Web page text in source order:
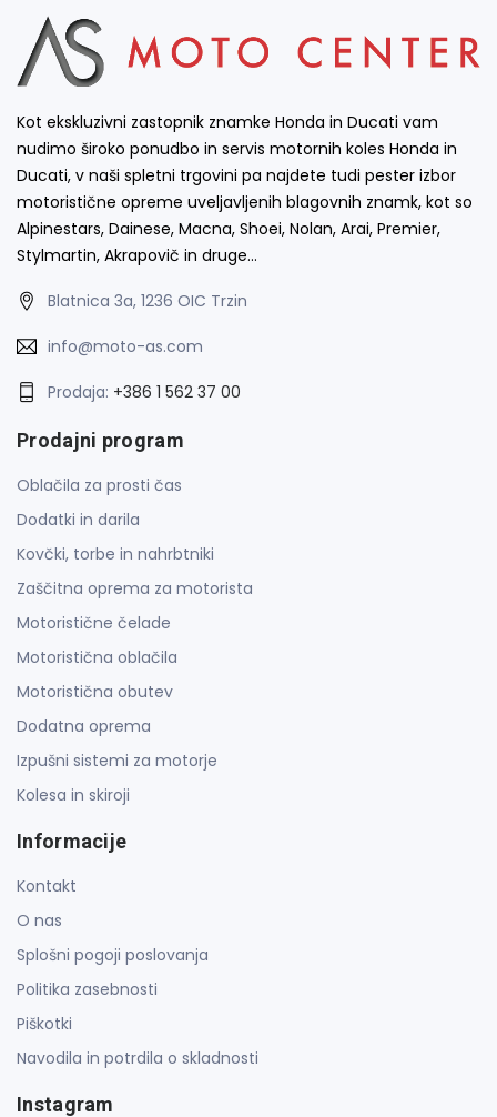
Kot ekskluzivni zastopnik znamke Honda in Ducati vam
nudimo široko ponudbo in servis motornih koles Honda in
Ducati, v naši spletni trgovini pa najdete tudi pester izbor
motoristične opreme uveljavljenih blagovnih znamk, kot so
Alpinestars, Dainese, Macna, Shoei, Nolan, Arai, Premier,
Stylmartin, Akrapovič in druge…
Blatnica 3a, 1236 OIC Trzin
info@moto-as.com
Prodaja: +386 1 562 37 00
Prodajni program
Oblačila za prosti čas
Dodatki in darila
Kovčki, torbe in nahrbtniki
Zaščitna oprema za motorista
Motoristične čelade
Motoristična oblačila
Motoristična obutev
Dodatna oprema
Izpušni sistemi za motorje
Kolesa in skiroji
Informacije
Kontakt
O nas
Splošni pogoji poslovanja
Politika zasebnosti
Piškotki
Navodila in potrdila o skladnosti
Instagram